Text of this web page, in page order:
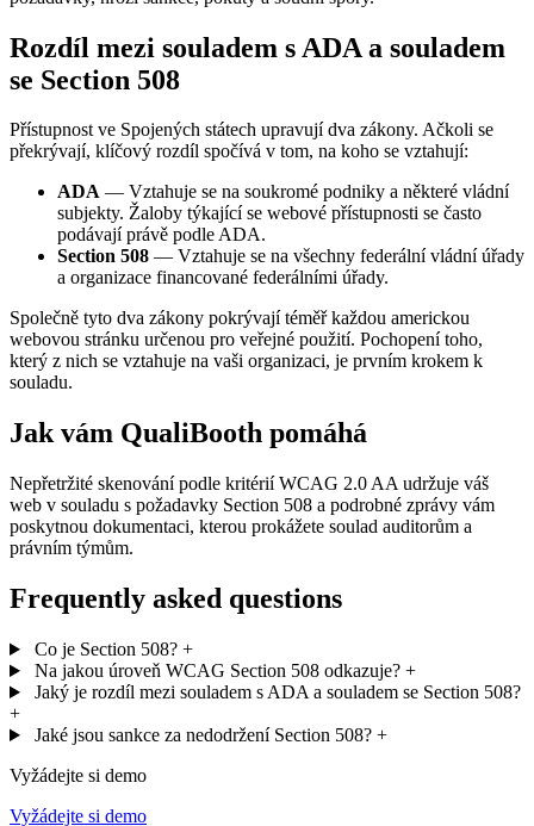
Rozdíl mezi souladem s ADA a souladem
se Section 508
Přístupnost ve Spojených státech upravují dva zákony. Ačkoli se
překrývají, klíčový rozdíl spočívá v tom, na koho se vztahují:
ADA — Vztahuje se na soukromé podniky a některé vládní
subjekty. Žaloby týkající se webové přístupnosti se často
podávají právě podle ADA.
Section 508 — Vztahuje se na všechny federální vládní úřady
a organizace financované federálními úřady.
Společně tyto dva zákony pokrývají téměř každou americkou
webovou stránku určenou pro veřejné použití. Pochopení toho,
který z nich se vztahuje na vaši organizaci, je prvním krokem k
souladu.
Jak vám QualiBooth pomáhá
Nepřetržité skenování podle kritérií WCAG 2.0 AA udržuje váš
web v souladu s požadavky Section 508 a podrobné zprávy vám
poskytnou dokumentaci, kterou prokážete soulad auditorům a
právním týmům.
Frequently asked questions
Co je Section 508? +
Na jakou úroveň WCAG Section 508 odkazuje? +
Jaký je rozdíl mezi souladem s ADA a souladem se Section 508?
+
Jaké jsou sankce za nedodržení Section 508? +
Vyžádejte si demo
Vyžádejte si demo